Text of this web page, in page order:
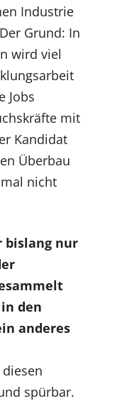
Industrie
Grund: In
wird viel
Jobs
mit
Kandidat
Überbau
nicht
bislang nur
den
anderes
spürbar.